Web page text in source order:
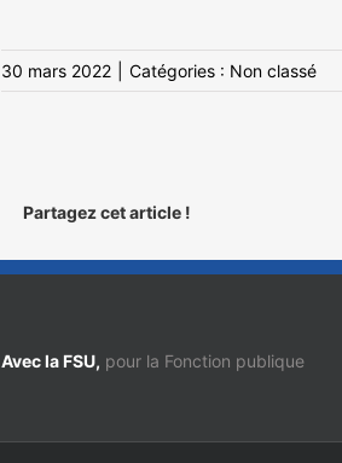
30 mars 2022 Catégories : Non classé
Partagez cet article !
Avec la FSU, pour la Fonction publique